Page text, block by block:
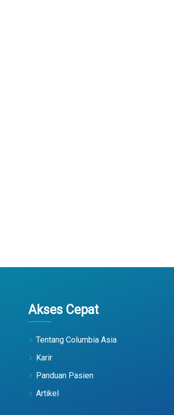
Akses Cepat
Tentang Columbia Asia
Karir
Panduan Pasien
Artikel